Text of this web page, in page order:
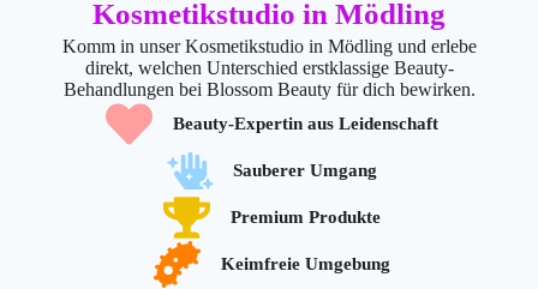
Kosmetikstudio in Mödling
Komm in unser Kosmetikstudio in Mödling und erlebe
direkt, welchen Unterschied erstklassige Beauty-
Behandlungen bei Blossom Beauty für dich bewirken.
Beauty-Expertin aus Leidenschaft
Sauberer Umgang
Premium Produkte
Keimfreie Umgebung